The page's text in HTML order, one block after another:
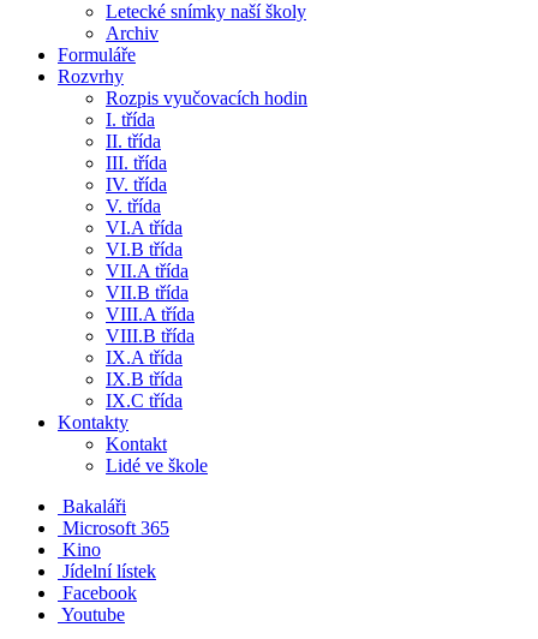
Letecké snímky naší školy
Archiv
Formuláře
Rozvrhy
Rozpis vyučovacích hodin
I. třída
II. třída
III. třída
IV. třída
V. třída
VI.A třída
VI.B třída
VII.A třída
VII.B třída
VIII.A třída
VIII.B třída
IX.A třída
IX.B třída
IX.C třída
Kontakty
Kontakt
Lidé ve škole
Bakaláři
Microsoft 365
Kino
Jídelní lístek
Facebook
Youtube